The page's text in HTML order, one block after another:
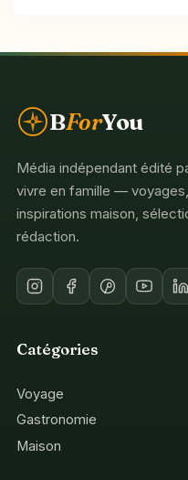
BForYou
Média indépendant édité
vivre en famille —
inspirations maison,
rédaction.
Catégories
Voyage
Gastronomie
Maison